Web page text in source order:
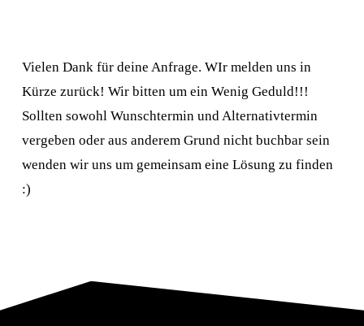
Vielen Dank für deine Anfrage. WIr melden uns in
Kürze zurück! Wir bitten um ein Wenig Geduld!!!
Sollten sowohl Wunschtermin und Alternativtermin
vergeben oder aus anderem Grund nicht buchbar sein
wenden wir uns um gemeinsam eine Lösung zu finden
:)